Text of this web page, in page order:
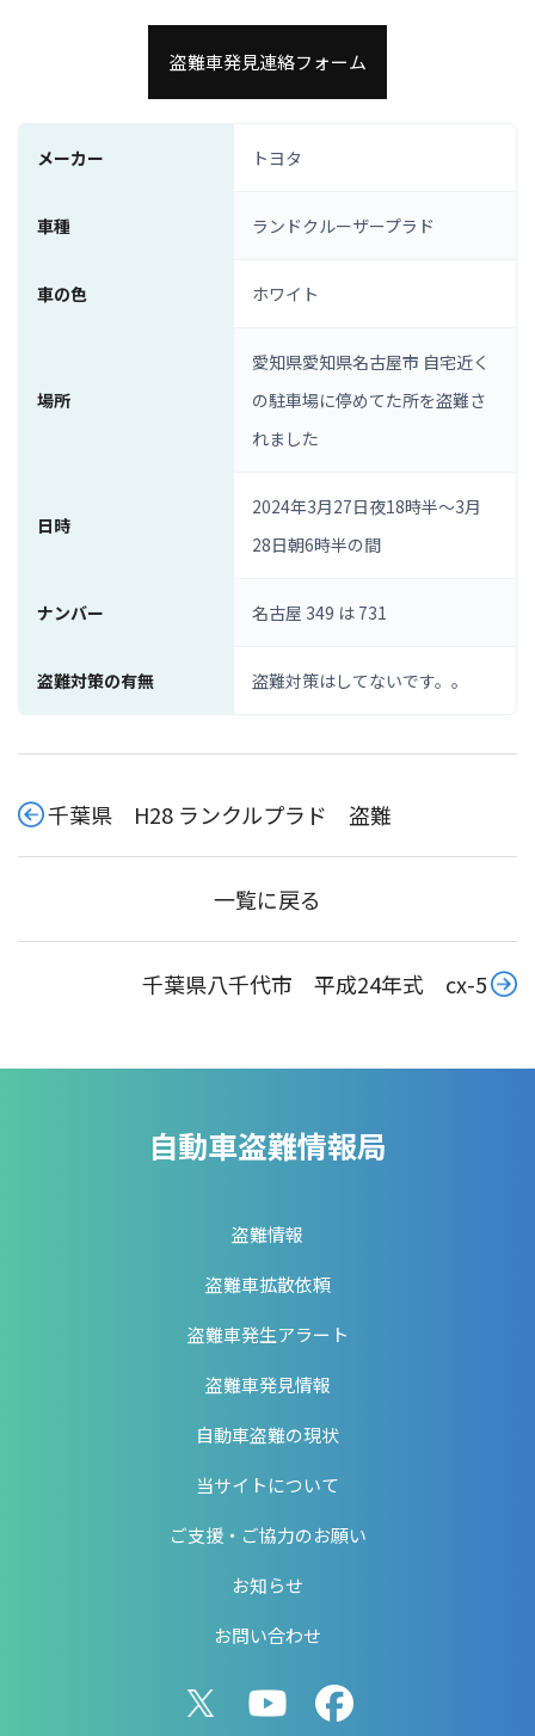
盗難車発見連絡フォーム
メーカー トヨタ
車種 ランドクルーザープラド
車の色 ホワイト
場所
愛知県愛知県名古屋市 自宅近く
の駐車場に停めてた所を盗難さ
れました
日時
2024年3月27日夜18時半～3月
28日朝6時半の間
ナンバー 名古屋 349 は 731
盗難対策の有無 盗難対策はしてないです。。
千葉県 H28 ランクルプラド 盗難
一覧に戻る
千葉県八千代市 平成24年式 cx-5
自動車盗難情報局
盗難情報
盗難車拡散依頼
盗難車発生アラート
盗難車発見情報
自動車盗難の現状
当サイトについて
ご支援・ご協力のお願い
お知らせ
お問い合わせ